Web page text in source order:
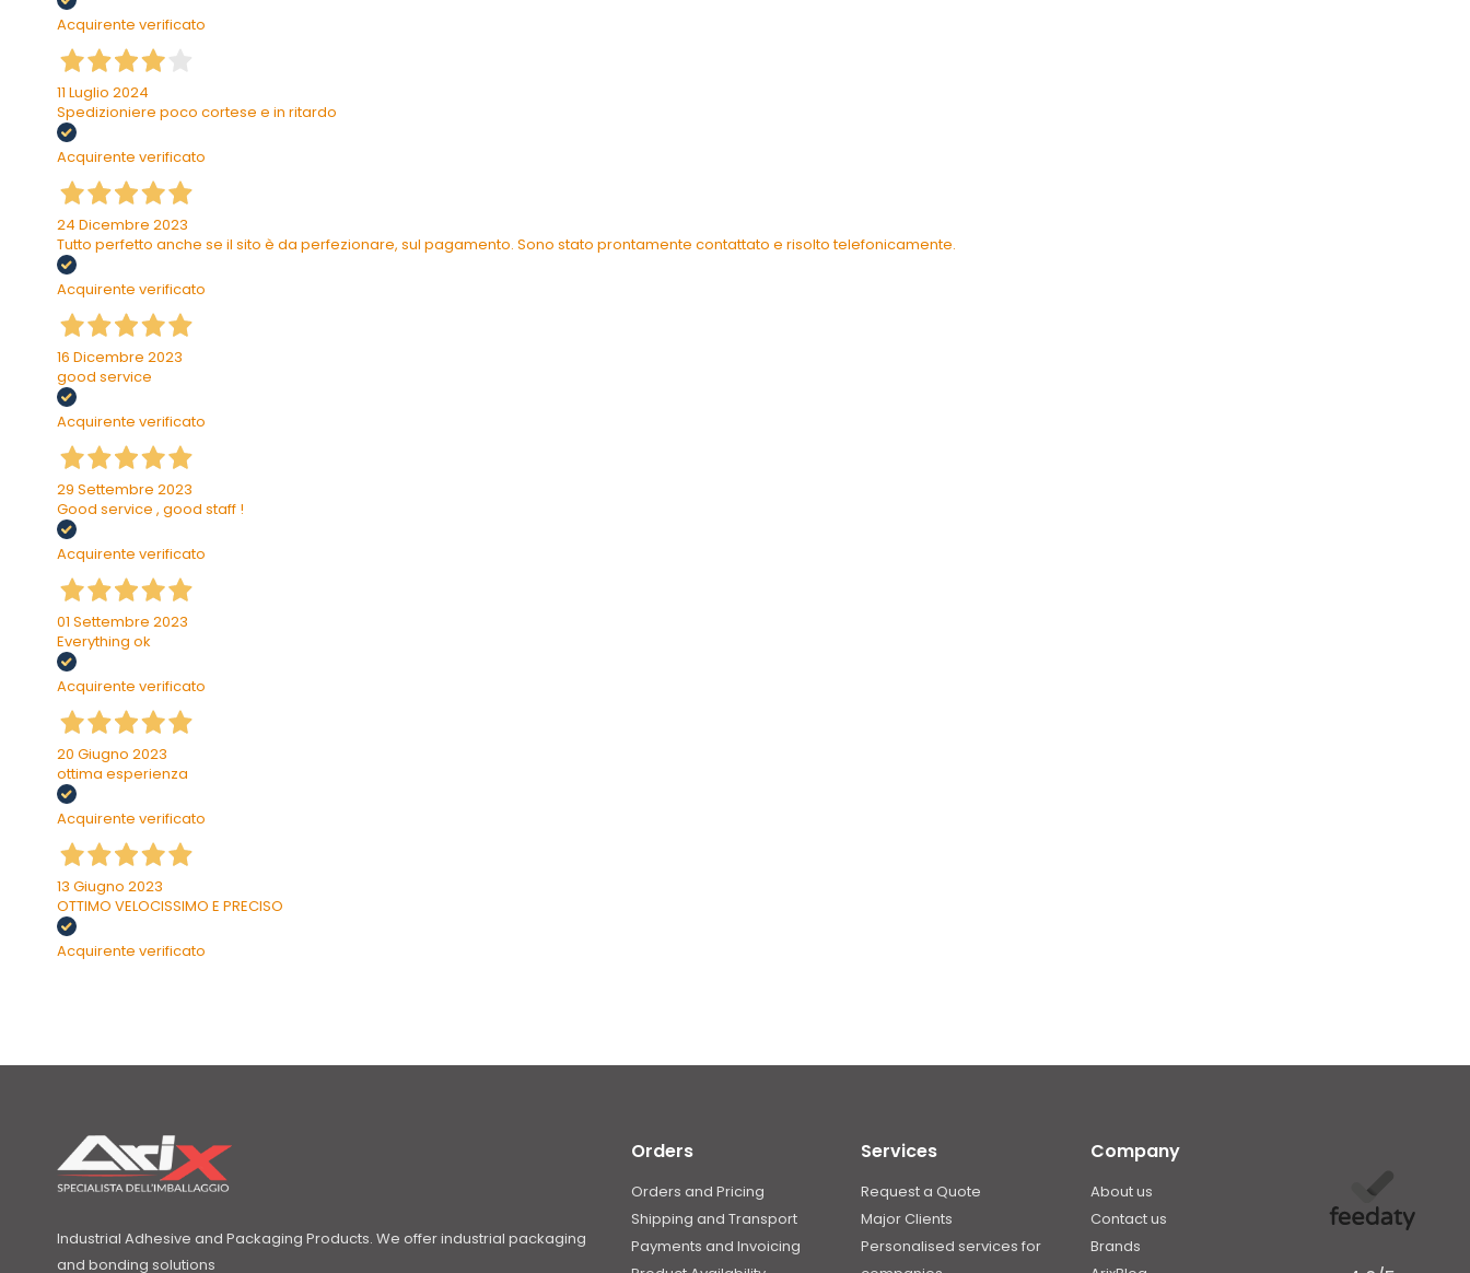
Acquirente verificato
11 Luglio 2024
Spedizioniere poco cortese e in ritardo
Acquirente verificato
24 Dicembre 2023
Tutto perfetto anche se il sito è da perfezionare, sul pagamento. Sono stato prontamente contattato e risolto telefonicamente.
Acquirente verificato
16 Dicembre 2023
good service
Acquirente verificato
29 Settembre 2023
Good service , good staff !
Acquirente verificato
01 Settembre 2023
Everything ok
Acquirente verificato
20 Giugno 2023
ottima esperienza
Acquirente verificato
13 Giugno 2023
OTTIMO VELOCISSIMO E PRECISO
Acquirente verificato
Industrial Adhesive and Packaging Products. We offer industrial packaging
and bonding solutions
Orders
Orders and Pricing
Shipping and Transport
Payments and Invoicing
Services
Request a Quote
Major Clients
Personalised services for
Company
About us
Contact us
Brands